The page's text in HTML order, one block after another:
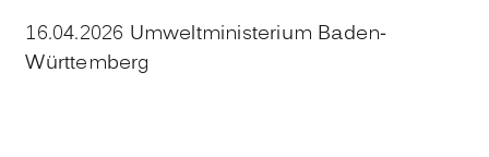
16.04.2026 Umweltministerium Baden-
Württemberg